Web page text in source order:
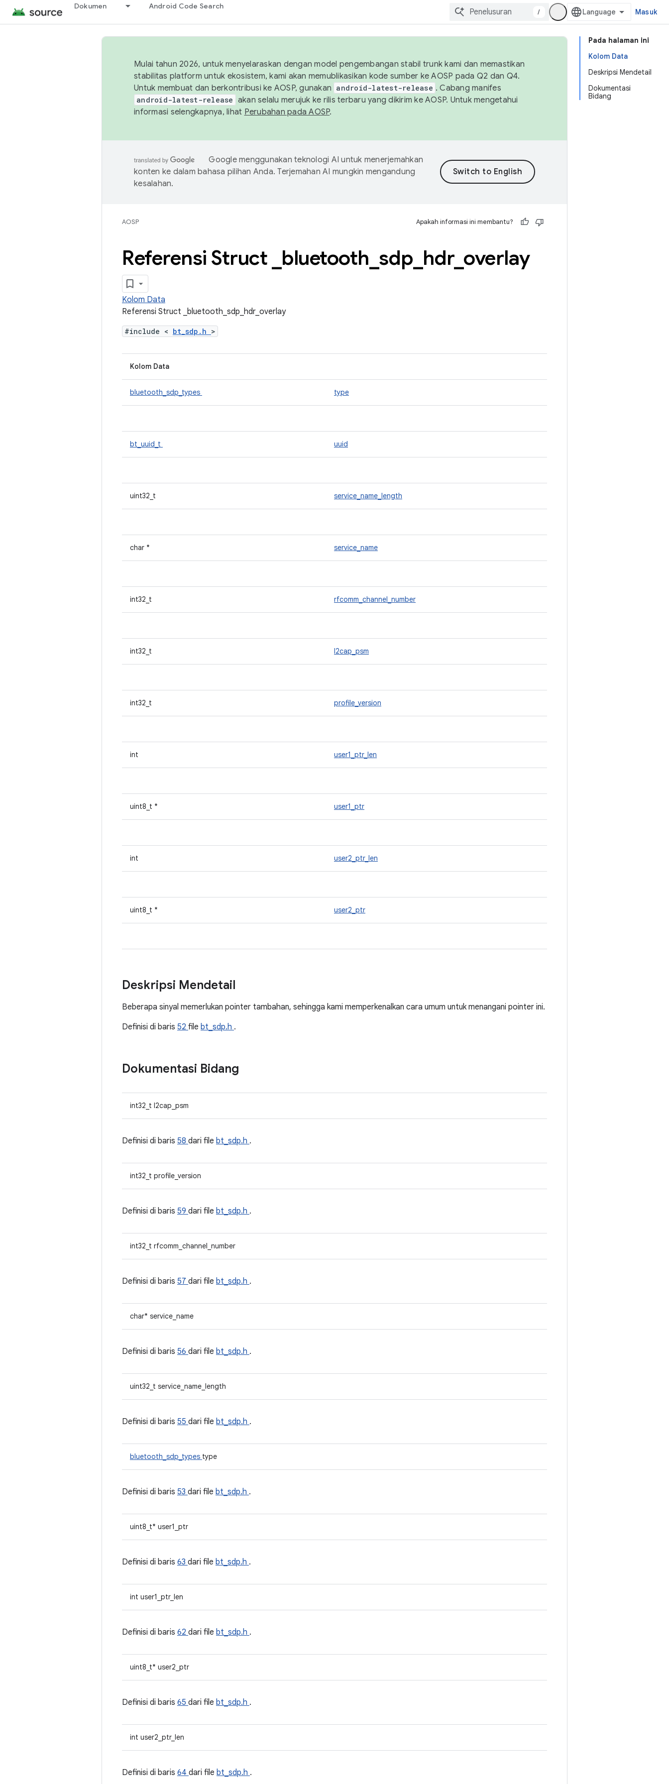
Dokumen Android Code Search
/ Masuk
Pada halaman ini
Kolom Data
Deskripsi Mendetail
Dokumentasi
Bidang
Mulai tahun 2026, untuk menyelaraskan dengan model pengembangan stabil trunk kami dan memastikan
stabilitas platform untuk ekosistem, kami akan memublikasikan kode sumber ke AOSP pada Q2 dan Q4.
Untuk membuat dan berkontribusi ke AOSP, gunakan android-latest-release . Cabang manifes
android-latest-release akan selalu merujuk ke rilis terbaru yang dikirim ke AOSP. Untuk mengetahui
informasi selengkapnya, lihat Perubahan pada AOSP.
Google menggunakan teknologi AI untuk menerjemahkan
konten ke dalam bahasa pilihan Anda. Terjemahan AI mungkin mengandung
kesalahan.
AOSP Apakah informasi ini membantu?
Referensi Struct bluetooth sdp hdr_ overlay
Kolom Data
Referensi Struct _bluetooth_sdp_hdr_overlay
#include < bt_sdp.h >
Kolom Data
bluetooth_sdp_types type
bt_uuid_t uuid
uint32_t service_name_length
char * service_name
int32_t rfcomm_channel_number
int32_t l2cap_psm
int32_t profile_version
int user1_ptr_len
uint8_t * user1_ptr
int user2_ptr_len
uint8_t * user2_ptr
Deskripsi Mendetail
Beberapa sinyal memerlukan pointer tambahan, sehingga kami memperkenalkan cara umum untuk menangani pointer ini.
Definisi di baris 52 file bt_sdp.h .
Dokumentasi Bidang
int32_t l2cap_psm
Definisi di baris 58 dari file bt_sdp.h .
int32_t profile_version
Definisi di baris 59 dari file bt_sdp.h .
int32_t rfcomm_channel_number
Definisi di baris 57 dari file bt_sdp.h .
char* service_name
Definisi di baris 56 dari file bt_sdp.h .
uint32_t service_name_length
Definisi di baris 55 dari file bt_sdp.h .
bluetooth_sdp_types type
Definisi di baris 53 dari file bt_sdp.h .
uint8_t* user1_ptr
Definisi di baris 63 dari file bt_sdp.h .
int user1_ptr_len
Definisi di baris 62 dari file bt_sdp.h .
uint8_t* user2_ptr
Definisi di baris 65 dari file bt_sdp.h .
int user2_ptr_len
Definisi di baris 64 dari file bt_sdp.h .